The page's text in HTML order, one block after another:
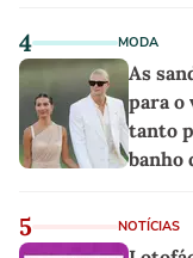
4 MODA
As
para o
tanto
banho
5 NOTÍCIAS